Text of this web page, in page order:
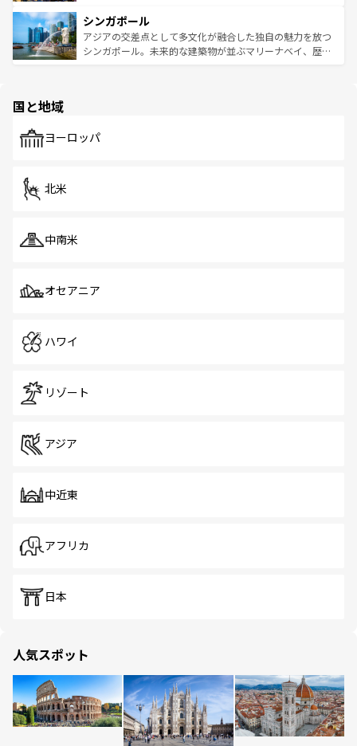
参照してほしい。
激する。気候は一年中温暖で、どの季節にも異なる楽しみ
が待っている。親しみやすいタイの人々、仏教を中心とし
た文化、そして多様な観光資源が、訪れる旅人を魅了し続
み、どこを訪れても感動するはず。観光スポットが密集し
ており、効率よく見どころを回れるのも魅力。息をのむよ
うな絶景から文化的な体験まで、香港を存分に楽しみ尽く
シンガポール
アジアの交差点として多文化が融合した独自の魅力を放つ
シンガポール。未来的な建築物が並ぶマリーナベイ、歴史
で、ホーカーズは地元の風情を楽しめる外せないスポット
国と地域
ヨーロッパ
北米
中南米
オセアニア
ハワイ
リゾート
アジア
中近東
アフリカ
日本
人気スポット